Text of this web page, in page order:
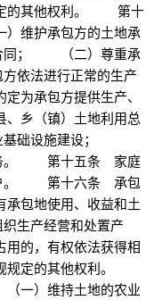
的其他权利。 第十
维护承包方的土地承
合同； （二）尊重承
依法进行正常的生产
承包方提供生产、
乡（镇）土地利用总
基础设施建设；
务。 第十五条 家庭
户。 第十六条 承包
包地使用、收益和土
生产经营和处置产
的，有权依法获得相
规定的其他权利。
一）维持土地的农业